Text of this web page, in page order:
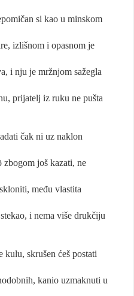
si kao u minskom
izlišnom i opasnom je
i nju je mržnjom sažegla
prijatelj iz ruku ne pušta
čak ni uz naklon
zbogom još kazati, ne
među vlastita
i nema više drukčiju
skrušen ćeš postati
kanio uzmaknuti u